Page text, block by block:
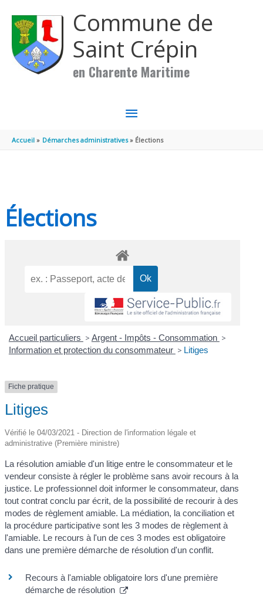
Commune de
Saint Crépin
en Charente Maritime
MENU
PRINCIPAL
Accueil Démarches administratives Élections
Élections
Accueil particuliers > Argent - Impôts - Consommation >
Information et protection du consommateur > Litiges
Fiche pratique
Litiges
Vérifié le 04/03/2021 - Direction de l'information légale et
administrative (Première ministre)
La résolution amiable d'un litige entre le consommateur et le
vendeur consiste à régler le problème sans avoir recours à la
justice. Le professionnel doit informer le consommateur, dans
tout contrat conclu par écrit, de la possibilité de recourir à des
modes de règlement amiable. La médiation, la conciliation et
la procédure participative sont les 3 modes de règlement à
l'amiable. Le recours à l'un de ces 3 modes est obligatoire
dans une première démarche de résolution d'un conflit.
Recours à l'amiable obligatoire lors d'une première
démarche de résolution